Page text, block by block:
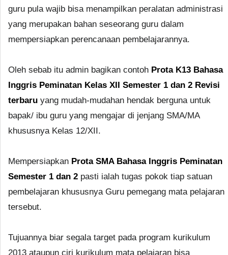
guru pula wajib bisa menampilkan peralatan administrasi
yang merupakan bahan seseorang guru dalam
mempersiapkan perencanaan pembelajarannya.
Oleh sebab itu admin bagikan contoh Prota K13 Bahasa
Inggris Peminatan Kelas XII Semester 1 dan 2 Revisi
terbaru yang mudah-mudahan hendak berguna untuk
bapak/ ibu guru yang mengajar di jenjang SMA/MA
khususnya Kelas 12/XII.
Mempersiapkan Prota SMA Bahasa Inggris Peminatan
Semester 1 dan 2 pasti ialah tugas pokok tiap satuan
pembelajaran khususnya Guru pemegang mata pelajaran
tersebut.
Tujuannya biar segala target pada program kurikulum
2013 ataupun ciri kurikulum mata pelajaran bisa